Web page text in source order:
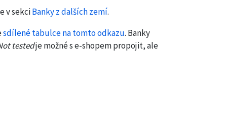
v sekciBanky z dalších zemí.
sdílené tabulce na tomto odkazu. Banky
testedje možné s e-shopem propojit, ale